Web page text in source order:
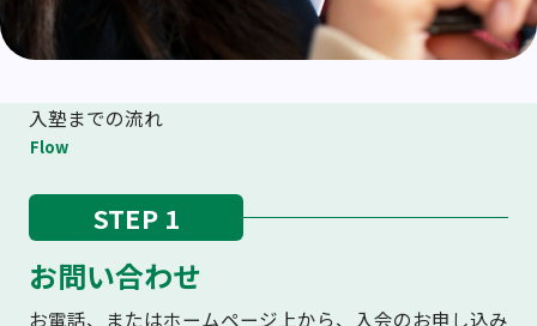
入塾までの流れ
Flow
STEP 1
お問い合わせ
お電話、またはホームページ上から、入会のお申し込み